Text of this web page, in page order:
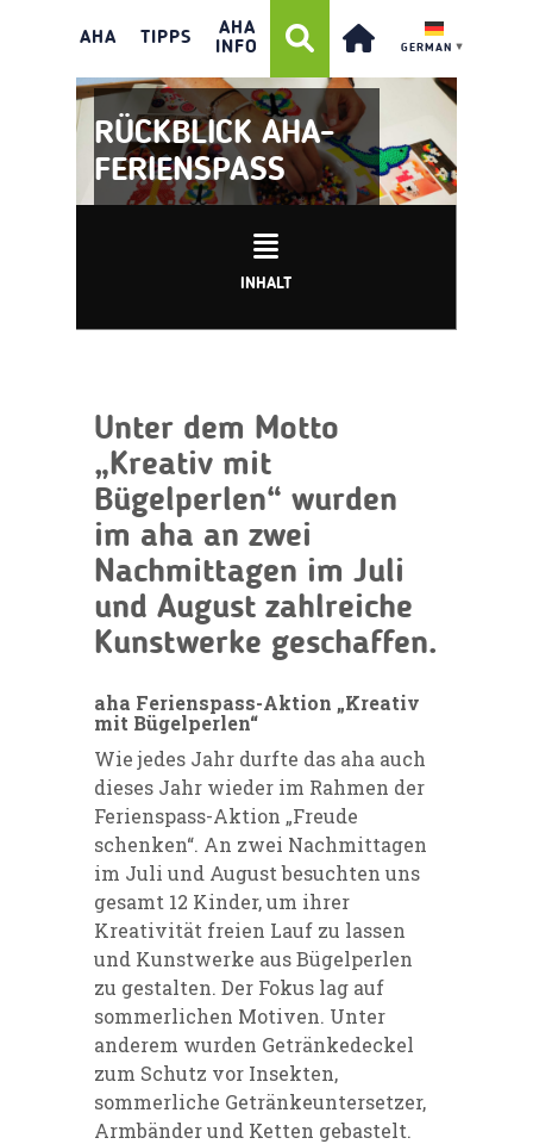
AHA TIPPS
AHA
INFO
GERMAN ▼
RÜCKBLICK AHA-
FERIENSPASS
INHALT
Unter dem Motto
„Kreativ mit
Bügelperlen“ wurden
im aha an zwei
Nachmittagen im Juli
und August zahlreiche
Kunstwerke geschaffen.
aha Ferienspass-Aktion „Kreativ
mit Bügelperlen“
Wie jedes Jahr durfte das aha auch
dieses Jahr wieder im Rahmen der
Ferienspass-Aktion „Freude
schenken“. An zwei Nachmittagen
im Juli und August besuchten uns
gesamt 12 Kinder, um ihrer
Kreativität freien Lauf zu lassen
und Kunstwerke aus Bügelperlen
zu gestalten. Der Fokus lag auf
sommerlichen Motiven. Unter
anderem wurden Getränkedeckel
zum Schutz vor Insekten,
sommerliche Getränkeuntersetzer,
Armbänder und Ketten gebastelt.